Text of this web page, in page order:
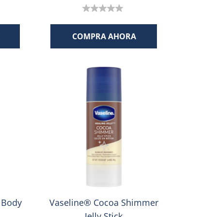
0.0
de
5
estrellas.
COMPRA AHORA
Vaseline® Cocoa Shimmer